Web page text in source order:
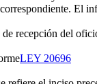
El
de recepción del
LEY 20696